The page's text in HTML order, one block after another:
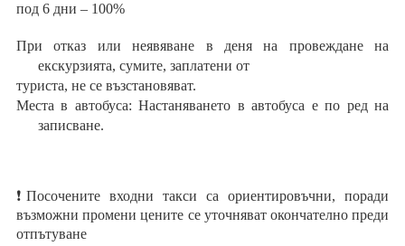
под 6 дни – 100%
При отказ или неявяване в деня на провеждане на
екскурзията, сумите, заплатени от
туриста, не се възстановяват.
Места в автобуса: Настаняването в автобуса е по ред на
записване.
❗ Посочените входни такси са ориентировъчни, поради
възможни промени цените се уточняват окончателно преди
отпътуване